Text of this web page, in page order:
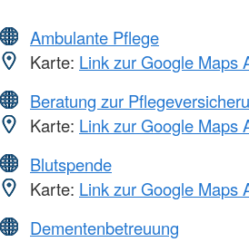
Ambulante Pflege
Karte: Link zur Google Maps
Beratung zur
Karte: Link zur Google Maps
Blutspende
Karte: Link zur Google Maps
Dementenbetreuung